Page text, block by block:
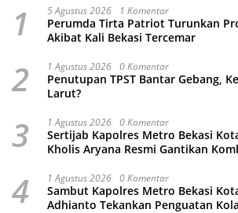
1 5 Agustus 2026 1 Komentar
Perumda Tirta Patriot Turunkan
Akibat Kali Bekasi Tercemar
2 1 Agustus 2026 0 Komentar
Penutupan TPST Bantar Gebang,
Larut?
3 1 Agustus 2026 0 Komentar
Sertijab Kapolres Metro Bekasi
Kholis Aryana Resmi Gantikan
4 1 Agustus 2026 0 Komentar
Sambut Kapolres Metro Bekasi
Adhianto Tekankan Penguatan